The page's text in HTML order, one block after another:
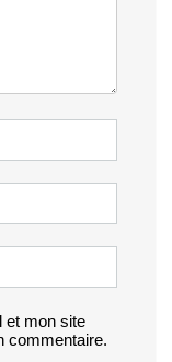
et mon site
commentaire.